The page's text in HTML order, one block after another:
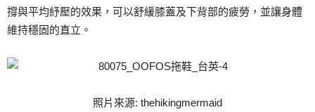
撐與平均紓壓的效果，可以舒緩膝蓋及下背部的疲勞，並讓身體
維持穩固的直立。
照片來源: thehikingmermaid